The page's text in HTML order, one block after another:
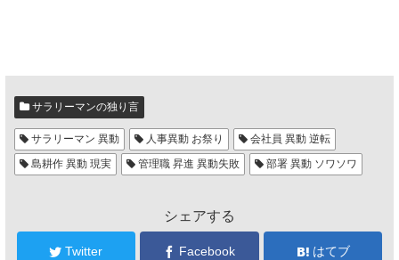
サラリーマンの独り言
サラリーマン 異動 人事異動 お祭り
会社員 異動 逆転
島耕作 異動 現実
管理職 昇進 異動失敗 部署 異動 ソワソワ
シェアする
Twitter Facebook はてブ